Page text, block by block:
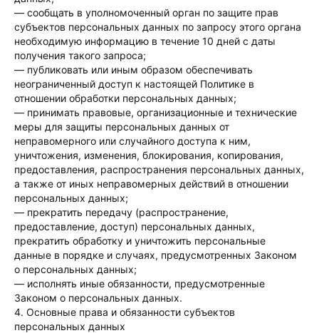
— сообщать в уполномоченный орган по защите прав
субъектов персональных данных по запросу этого органа
необходимую информацию в течение 10 дней с даты
получения такого запроса;
— публиковать или иным образом обеспечивать
неограниченный доступ к настоящей Политике в
отношении обработки персональных данных;
— принимать правовые, организационные и технические
меры для защиты персональных данных от
неправомерного или случайного доступа к ним,
уничтожения, изменения, блокирования, копирования,
предоставления, распространения персональных данных,
а также от иных неправомерных действий в отношении
персональных данных;
— прекратить передачу (распространение,
предоставление, доступ) персональных данных,
прекратить обработку и уничтожить персональные
данные в порядке и случаях, предусмотренных Законом
о персональных данных;
— исполнять иные обязанности, предусмотренные
Законом о персональных данных.
4. Основные права и обязанности субъектов
персональных данных